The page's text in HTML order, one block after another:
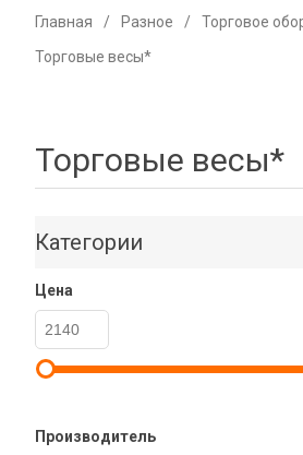
Главная / Разное / Торговое
Торговые весы*
Торговые весы*
Категории
Цена
Производитель